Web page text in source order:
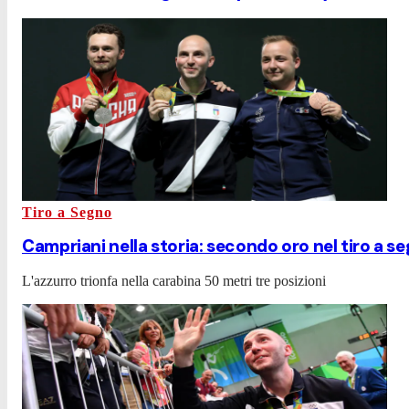
Tiro a Segno
Campriani nella storia: secondo oro nel tiro a
L'azzurro trionfa nella carabina 50 metri tre posizioni